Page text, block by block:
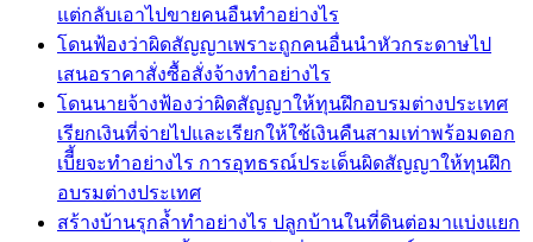
แต่กลับเอาไปขายคนอืนทำอย่างไร
โดนฟ้องว่าผิดสัญญาเพราะถูกคนอื่นนำหัวกระดาษไป
เสนอราคาสั่งซื้อสั่งจ้างทำอย่างไร
โดนนายจ้างฟ้องว่าผิดสัญญาให้ทุนฝึกอบรมต่างประเทศ
เรียกเงินที่จ่ายไปและเรียกให้ใช้เงินคืนสามเท่าพร้อมดอก
เบีี้ยจะทำอย่างไร การอุทธรณ์ประเด็นผิดสัญญาให้ทุนฝึก
อบรมต่างประเทศ
สร้างบ้านรุกล้ำทำอย่างไร ปลูกบ้านในที่ดินต่อมาแบ่งแยก